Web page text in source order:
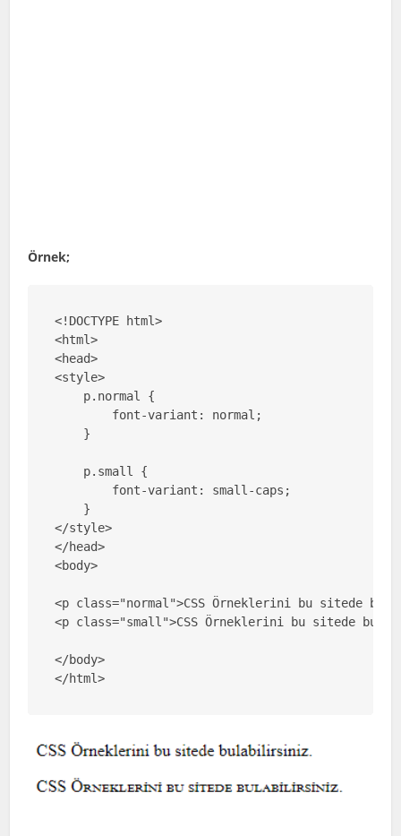
Örnek;
<!DOCTYPE html>
<html>
<head>
<style>
    p.normal {
        font-variant: normal;
    }
    p.small {
        font-variant: small-caps;
    }
</style>
</head>
<body>
<p class="normal">CSS Örneklerini bu sitede
<p class="small">CSS Örneklerini bu sitede
</body>
</html>